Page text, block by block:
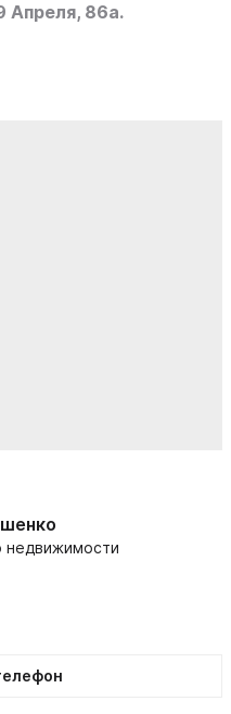
Апреля, 86а.
недвижимости